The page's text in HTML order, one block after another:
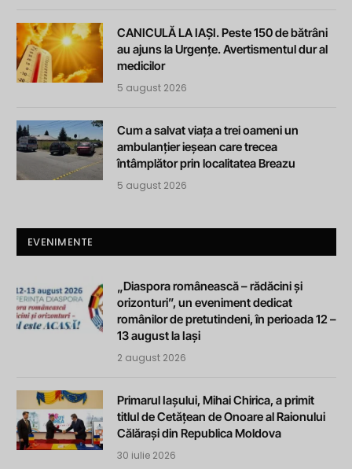
CANICULĂ LA IAȘI. Peste 150 de bătrâni
au ajuns la Urgențe. Avertismentul dur al
medicilor
5 august 2026
Cum a salvat viața a trei oameni un
ambulanțier ieșean care trecea
întâmplător prin localitatea Breazu
5 august 2026
EVENIMENTE
„Diaspora românească – rădăcini și
orizonturi”, un eveniment dedicat
românilor de pretutindeni, în perioada 12 –
13 august la Iași
2 august 2026
Primarul Iașului, Mihai Chirica, a primit
titlul de Cetățean de Onoare al Raionului
Călărași din Republica Moldova
30 iulie 2026